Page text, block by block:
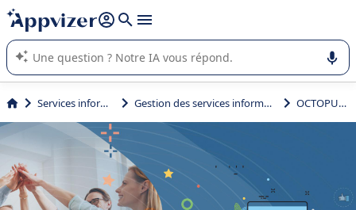
répondre (plusieurs lignes avec
L'IA de Appvizer vous guide dans l'utilisation ou la sélection de
logiciel SaaS en entreprise.
Services informatiques Gestion des services informatiques (ITSM) OCTOPUS ITSM